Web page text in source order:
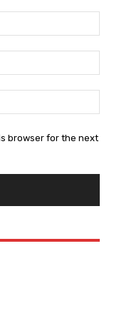
browser for the next